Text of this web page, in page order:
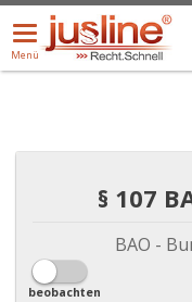
Menü
öffnen/schließen
Menü
ALLE
§ 107
BAO -
beobachten